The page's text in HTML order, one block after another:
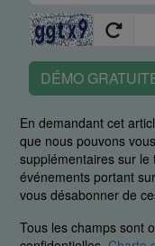
DÉMO
En demandant cet
que nous pouvons
supplémentaires sur
événements portant
vous désabonner de
Tous les champs sont